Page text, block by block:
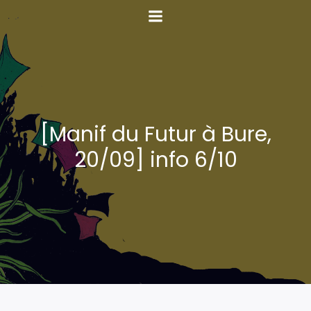
[Manif du Futur à Bure,
20/09] info 6/10